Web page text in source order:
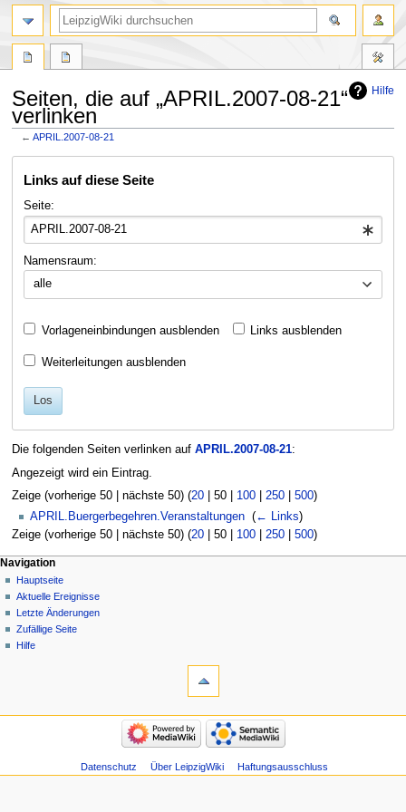
Hilfe
Seiten, die auf „APRIL.2007-08-21“
verlinken
←APRIL.2007-08-21
Navigation
Suche
Links auf diese Seite
Seite:
Namensraum:
alle
Vorlageneinbindungen ausblenden Links ausblenden
Weiterleitungen ausblenden
Los
Die folgenden Seiten verlinken auf APRIL.2007-08-21:
Angezeigt wird ein Eintrag.
Zeige (vorherige 50| nächste 50) (20| 50| 100| 250| 500)
APRIL.Buergerbegehren.Veranstaltungen (← Links)
Zeige (vorherige 50| nächste 50) (20| 50| 100| 250| 500)
Navigation
Hauptseite
Aktuelle Ereignisse
Letzte Änderungen
Zufällige Seite
Hilfe
Datenschutz Über LeipzigWiki Haftungsausschluss